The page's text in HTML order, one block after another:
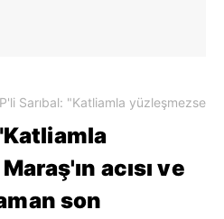
Sarıbal: "Katliamla yüzleşmezsek
acısı ve
son